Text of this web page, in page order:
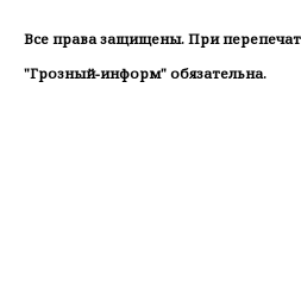
Все права защищены. При
"Грозный-информ" обязательна.